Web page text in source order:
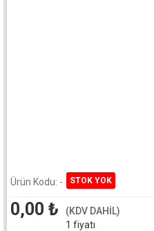
Ürün Kodu: -
0,00 ₺
(KDV DAHİL)
1 fiyatı